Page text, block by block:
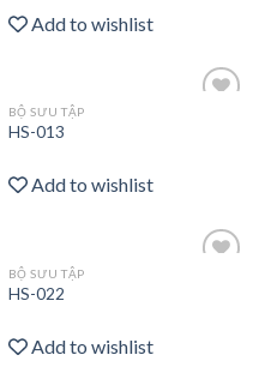
Add to wishlist
BỘ SƯU TẬP
HS-013
Add to wishlist
BỘ SƯU TẬP
HS-022
Add to wishlist